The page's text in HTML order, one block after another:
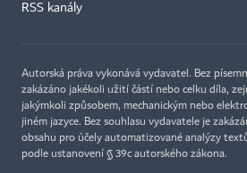
RSS kanály
Autorská práva vykonává vydavatel. Bez
zakázáno jakékoli užití částí nebo celku díla,
jakýmkoli způsobem, mechanickým nebo
jiném jazyce. Bez souhlasu vydavatele je
obsahu pro účely automatizované analýzy
podle ustanovení § 39c autorského zákona.